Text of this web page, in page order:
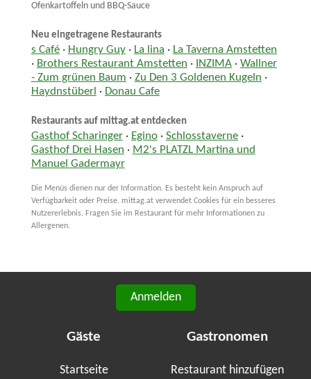
Ofenkartoffeln und BBQ-Sauce
Neu eingetragene Restaurants
s Café· Hungry Guy· La lina · La Taverna Amstetten
· Brothers Restaurant Amstetten · INZIMA· Wallner
- Zum grünen Baum · Zu Den 3 Goldenen Kugeln ·
Haydnstüberl · Donau Cafe
Restaurants auf mittag.at entdecken
Gasthof Scharinger· Egino· Schlosstaverne·
Gasthof Drei Hasen · M2's PLATZL Martina und
Manuel Gadermayr
Die Menüs dienen nur der Information. Es besteht kein Anspruch auf
Verfügbarkeit oder Preise. mittag.at verwendet Cookies für ein besseres
Nutzererlebnis. Fragen Sie im Restaurant für mehr Informationen zu
Allergenen.
Anmelden
Gäste
Startseite
Gastronomen
Restaurant hinzufügen